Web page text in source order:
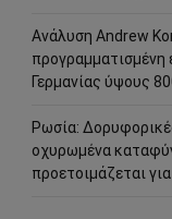
Ανάλυση Andrew
προγραμματισμένη
Γερμανίας ύψους
Ρωσία:
οχυρωμένα
προετοιμάζεται